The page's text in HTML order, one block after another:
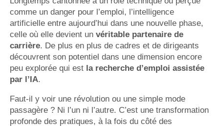
comme un danger pour l’emploi, l’intelligence
artificielle entre aujourd’hui dans une nouvelle phase,
celle où elle devient un véritable partenaire de
carrière. De plus en plus de cadres et de dirigeants
découvrent son potentiel dans une dimension encore
peu explorée qui est la recherche d’emploi assistée
par l’IA.
Faut-il y voir une révolution ou une simple mode
passagère ? Ni l’un ni l’autre. C’est une transformation
profonde des pratiques, à la fois du côté des